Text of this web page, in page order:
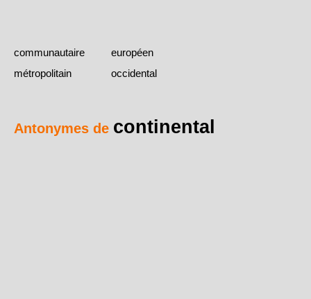
communautaire
européen
métropolitain
occidental
Antonymes de continental